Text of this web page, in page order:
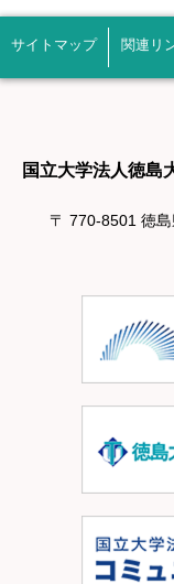
サイトマップ 関連リ
国立大学法人徳島
〒 770-8501 徳